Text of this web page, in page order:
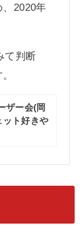
2020年
て判断
ザー会(岡
ット好きや